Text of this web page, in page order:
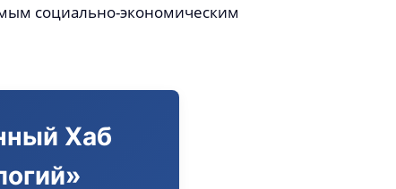
социально-экономическим
Хаб